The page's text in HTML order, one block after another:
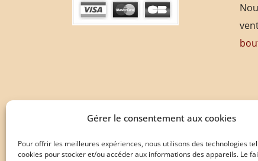
Gérer le consentement aux cookies
Pour offrir les meilleures expériences, nous utilisons des technologies
cookies pour stocker et/ou accéder aux informations des appareils. Le